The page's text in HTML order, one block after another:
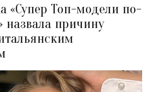
«Супер Топ-модели по-
назвала причину